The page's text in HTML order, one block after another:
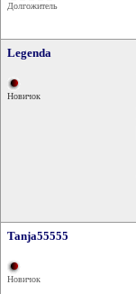
Долгожитель
Legenda
Новичок
Tanja55555
Новичок